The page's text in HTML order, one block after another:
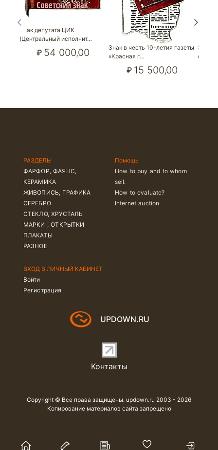
Знак депутата ЦИК
(Центральный исполнит…
₽ 54 000,00
Знак в честь 10-летия газеты
«Красная г…
₽ 15 500,00
Знак
РАЗДЕЛЫ
ФАРФОР, ФАЯНС,
КЕРАМИКА
ЖИВОПИСЬ, ГРАФИКА
СЕРЕБРО
СТЕКЛО, ХРУСТАЛЬ
МАРКИ , ОТКРЫТКИ
ПЛАКАТЫ
РАЗНОЕ
Помощь
How to buy and to whom
sell.
How to evaluate?
Internet auction
ВХОД В ЛИЧНЫЙ КАБИНЕТ
Войти
Регистрация
UPDOWN.RU
Контакты
Copyright © Все права защищены. updown.ru 2003 - 2026
Копирование материалов сайта запрещено